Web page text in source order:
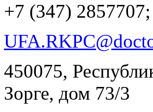
+7 (347)
450075,
Зорге, дом 73/3